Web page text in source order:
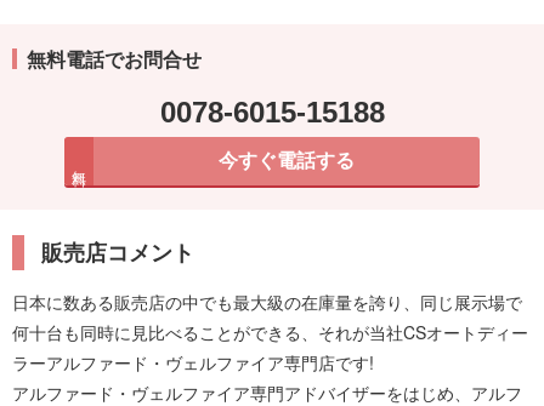
無料電話でお問合せ
0078-6015-15188
今すぐ電話する
販売店コメント
日本に数ある販売店の中でも最大級の在庫量を誇り、同じ展示場で
何十台も同時に見比べることができる、それが当社CSオートディー
ラーアルファード・ヴェルファイア専門店です!
アルファード・ヴェルファイア専門アドバイザーをはじめ、アルフ